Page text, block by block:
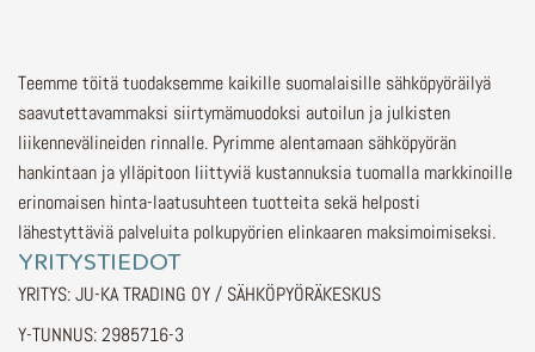
Teemme töitä tuodaksemme kaikille suomalaisille sähköpyöräilyä
saavutettavammaksi siirtymämuodoksi autoilun ja julkisten
liikennevälineiden rinnalle. Pyrimme alentamaan sähköpyörän
hankintaan ja ylläpitoon liittyviä kustannuksia tuomalla markkinoille
erinomaisen hinta-laatusuhteen tuotteita sekä helposti
lähestyttäviä palveluita polkupyörien elinkaaren maksimoimiseksi.
YRITYSTIEDOT
YRITYS: JU-KA TRADING OY / SÄHKÖPYÖRÄKESKUS
Y-TUNNUS: 2985716-3